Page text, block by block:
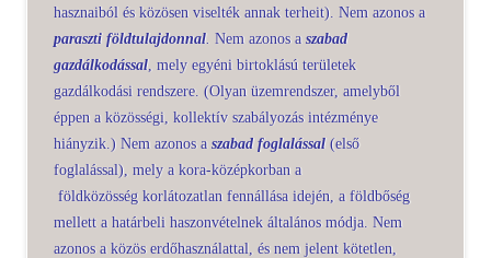
hasznaiból és közösen viselték annak terheit). Nem azonos a
paraszti földtulajdonnal. Nem azonos a szabad
gazdálkodással, mely egyéni birtoklású területek
gazdálkodási rendszere. (Olyan üzemrendszer, amelyből
éppen a közösségi, kollektív szabályozás intézménye
hiányzik.) Nem azonos a szabad foglalással(első
foglalással), mely a kora-középkorban a
földközösség korlátozatlan fennállása idején, a földbőség
mellett a határbeli haszonvételnek általános módja. Nem
azonos a közös erdőhasználattal, és nem jelent kötetlen,